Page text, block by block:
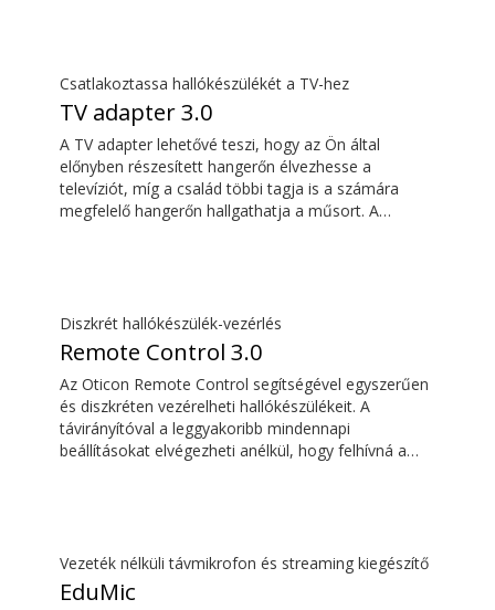
Csatlakoztassa hallókészülékét a TV-hez
TV adapter 3.0
A TV adapter lehetővé teszi, hogy az Ön által
előnyben részesített hangerőn élvezhesse a
televíziót, míg a család többi tagja is a számára
megfelelő hangerőn hallgathatja a műsort. A
Diszkrét hallókészülék-vezérlés
Remote Control 3.0
Az Oticon Remote Control segítségével egyszerűen
és diszkréten vezérelheti hallókészülékeit. A
távirányítóval a leggyakoribb mindennapi
beállításokat elvégezheti anélkül, hogy felhívná a
Vezeték nélküli távmikrofon és streaming kiegészítő
EduMic